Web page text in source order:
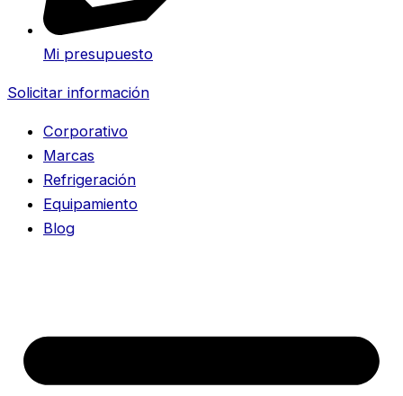
Mi presupuesto
Solicitar información
Corporativo
Marcas
Refrigeración
Equipamiento
Blog